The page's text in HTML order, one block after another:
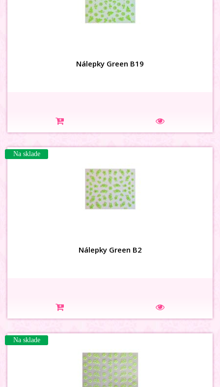
Nálepky Green B19
Na sklade
Nálepky Green B2
Na sklade